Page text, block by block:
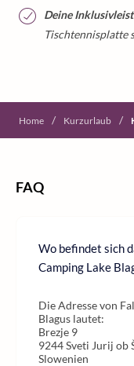
Deine
Tischtennisplatte
Home / Kurzurlaub /
FAQ
Wo befindet sich
Camping Lake
Die Adresse von
Blagus lautet:
Brezje 9
9244 Sveti Jurij ob
Slowenien